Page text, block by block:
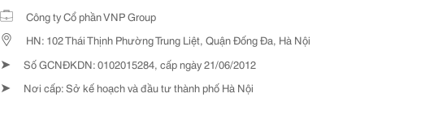
Công ty Cổ phần VNP Group
HN: 102 Thái Thịnh Phường Trung Liệt, Quận Đống Đa, Hà Nội
➤ Số GCNĐKDN: 0102015284, cấp ngày 21/06/2012
➤ Nơi cấp: Sở kế hoạch và đầu tư thành phố Hà Nội